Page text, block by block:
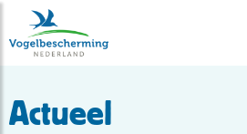
Actueel